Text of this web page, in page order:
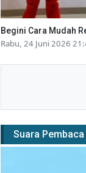
Begini Cara Mudah
Rabu, 24 Juni 2026
Suara